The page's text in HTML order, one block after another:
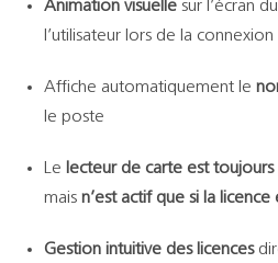
Animation visuellesur l’écran
l’utilisateur lors de la connexion
Affiche automatiquement le
le poste
Le lecteur de carte est
mais n’est actif que si la licence
Gestion intuitive des licences